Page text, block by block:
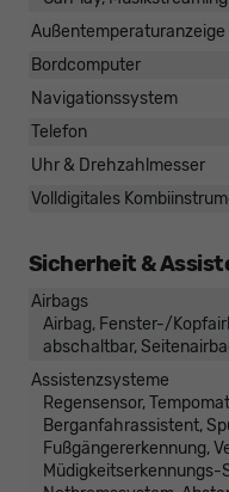
Außentemperaturanzeige
Bordcomputer
Navigationssystem
Telefon
Uhr & Drehzahlmesser
Volldigitales
Sicherheit &
Airbags
Airbag, Fenster-/
abschaltbar,
Assistenzsysteme
Regensensor,
Berganfahrassistent,
Fußgängererkennung,
Müdigkeitserkennungs-